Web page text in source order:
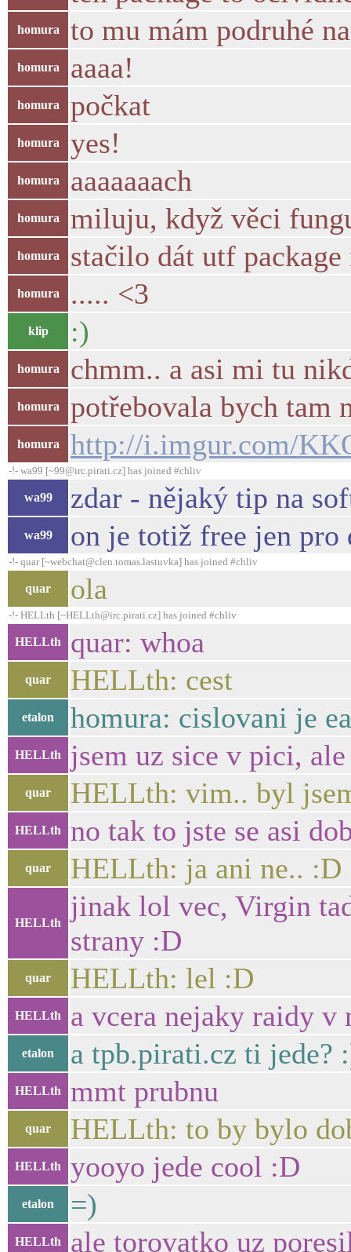
homura to mu mám podruhé
homura aaaa!
homura počkat
homura yes!
homura aaaaaaach
homura miluju, když věci
homura stačilo dát utf package
homura ..... <3
klip :)
homura chmm.. a asi mi tu
homura potřebovala bych tam
homura http://i.imgur.com/
-!- wa99 [~99@irc.pirati.cz] has joined #chliv
wa99 zdar - nějaký tip na
wa99 on je totiž free jen
-!- quar [~webchat@clen.tomas.lastuvka] has joined #chliv
quar ola
-!- HELLth [~HELLth@irc.pirati.cz] has joined #chliv
HELLth quar: whoa
quar HELLth: cest
etalon homura: cislovani je
HELLth jsem uz sice v pici,
quar HELLth: vim.. byl
HELLth no tak to jste se asi
quar HELLth: ja ani ne.. :D
HELLth
jinak lol vec, Virgin
strany :D
quar HELLth: lel :D
HELLth a vcera nejaky raidy v
etalon a tpb.pirati.cz ti jede?
HELLth mmt prubnu
quar HELLth: to by bylo
HELLth yooyo jede cool :D
etalon =)
HELLth ale torovatko uz